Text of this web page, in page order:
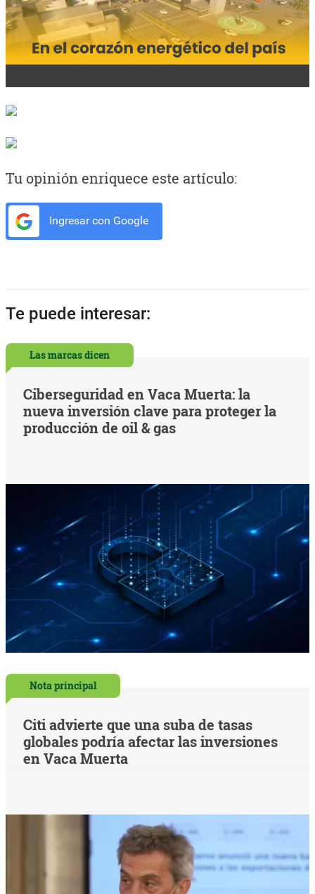
Tu opinión enriquece este artículo:
Ingresar con Google
Te puede interesar:
Las marcas dicen
Ciberseguridad en Vaca Muerta: la
nueva inversión clave para proteger la
producción de oil & gas
Nota principal
Citi advierte que una suba de tasas
globales podría afectar las inversiones
en Vaca Muerta